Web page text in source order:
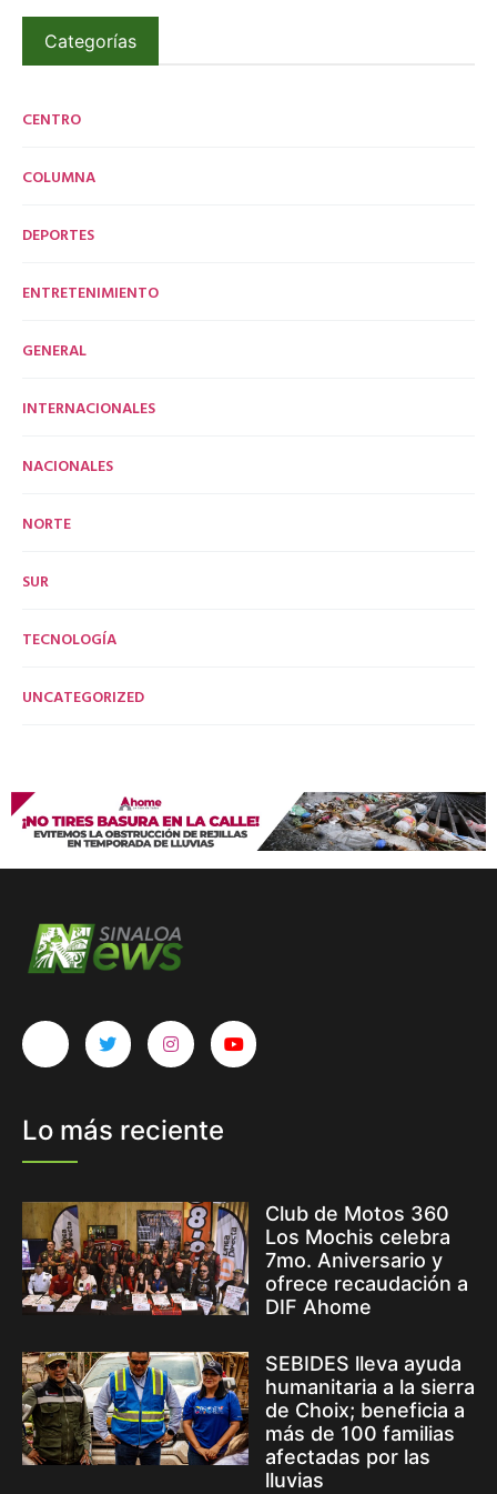
Categorías
CENTRO
COLUMNA
DEPORTES
ENTRETENIMIENTO
GENERAL
INTERNACIONALES
NACIONALES
NORTE
SUR
TECNOLOGÍA
UNCATEGORIZED
Lo más reciente
Club de Motos 360
Los Mochis celebra
7mo. Aniversario y
ofrece recaudación a
DIF Ahome
SEBIDES lleva ayuda
humanitaria a la sierra
de Choix; beneficia a
más de 100 familias
afectadas por las
lluvias